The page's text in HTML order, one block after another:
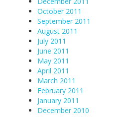
October 2011
September 2011
August 2011
July 2011
June 2011
May 2011
April 2011
March 2011
February 2011
January 2011
December 2010